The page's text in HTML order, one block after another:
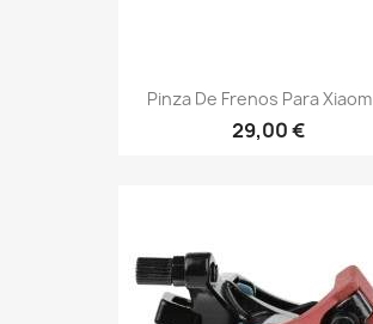
Pinza De Frenos Para
29,00 €